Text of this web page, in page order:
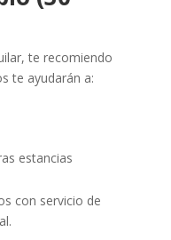
te recomiendo
te ayudarán a:
estancias
con servicio de